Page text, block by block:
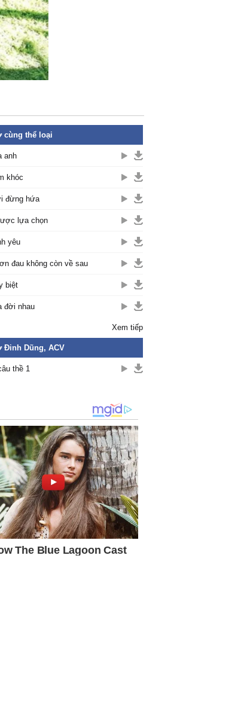
cùng thể loại
anh
khóc
đừng hứa
lựa chọn
yêu
đau không còn về sau
biệt
đời nhau
Xem tiếp
Đinh Dũng, ACV
thề 1